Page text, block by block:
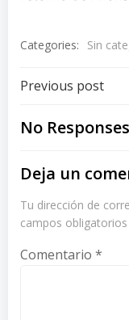
Categories: Sin
Post
Previous post
No Responses
Deja un
Tu dirección de
campos
Comentario *